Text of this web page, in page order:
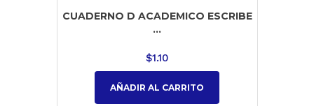
CUADERNO D ACADEMICO ESCRIBE
...
$1.10
AÑADIR AL CARRITO